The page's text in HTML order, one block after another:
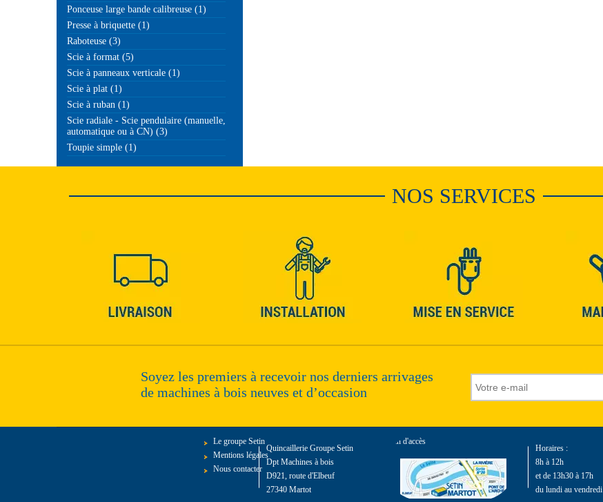
Ponceuse large bande calibreuse (1)
Presse à briquette (1)
Raboteuse (3)
Scie à format (5)
Scie à panneaux verticale (1)
Scie à plat (1)
Scie à ruban (1)
Scie radiale - Scie pendulaire (manuelle,
automatique ou à CN) (3)
Toupie simple (1)
NOS SERVICES
Soyez les premiers à recevoir nos derniers arrivages
de machines à bois neuves et d’occasion
Le groupe Setin
Mentions légales
Nous contacter
Quincaillerie Groupe Setin
Dpt Machines à bois
D921, route d'Elbeuf
27340 Martot
Plan d'accès
Horaires :
8h à 12h
et de 13h30 à 17h
du lundi au vendredi